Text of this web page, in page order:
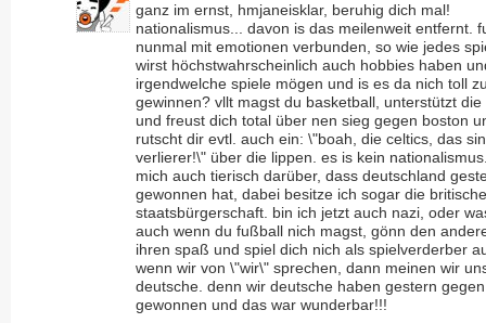
ganz im ernst, hmjaneisklar, beruhig dich mal!
nationalismus... davon is das meilenweit entfernt.
nunmal mit emotionen verbunden, so wie jedes
wirst höchstwahrscheinlich auch hobbies haben
irgendwelche spiele mögen und is es da nich toll
gewinnen? vllt magst du basketball, unterstützt die
und freust dich total über nen sieg gegen boston
rutscht dir evtl. auch ein: \"boah, die celtics, das
verlierer!\" über die lippen. es is kein
mich auch tierisch darüber, dass deutschland
gewonnen hat, dabei besitze ich sogar die britische
staatsbürgerschaft. bin ich jetzt auch nazi, oder
auch wenn du fußball nich magst, gönn den
ihren spaß und spiel dich nich als spielverderber
wenn wir von \"wir\" sprechen, dann meinen wir
deutsche. denn wir deutsche haben gestern
gewonnen und das war wunderbar!!!